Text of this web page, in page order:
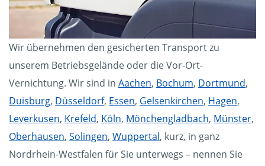
Wir übernehmen den gesicherten Transport zu
unserem Betriebsgelände oder die Vor-Ort-
Vernichtung. Wir sind in Aachen, Bochum, Dortmund,
Duisburg, Düsseldorf, Essen, Gelsenkirchen, Hagen,
Leverkusen, Krefeld, Köln, Mönchengladbach, Münster,
Oberhausen, Solingen, Wuppertal, kurz, in ganz
Nordrhein-Westfalen für Sie unterwegs – nennen Sie